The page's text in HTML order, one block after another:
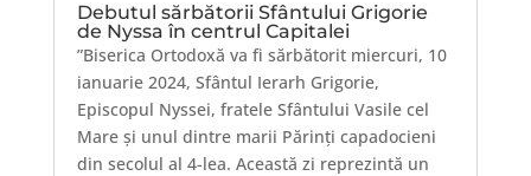
Debutul sărbătorii Sfântului Grigorie
de Nyssa în centrul Capitalei
”Biserica Ortodoxă va fi sărbătorit miercuri, 10
ianuarie 2024, Sfântul Ierarh Grigorie,
Episcopul Nyssei, fratele Sfântului Vasile cel
Mare și unul dintre marii Părinți capadocieni
din secolul al 4-lea. Această zi reprezintă un